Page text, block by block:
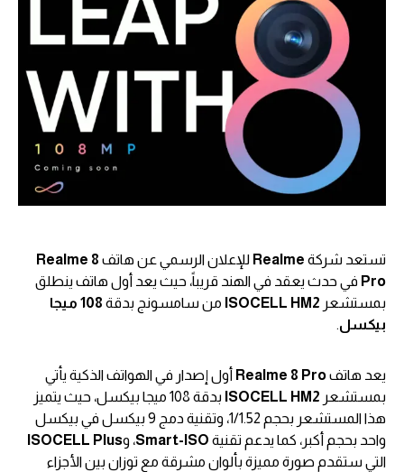
تستعد شركة Realme للإعلان الرسمي عن هاتف Realme 8
Pro في حدث يعقد في الهند قريباً، حيث يعد أول هاتف ينطلق
بمستشعر ISOCELL HM2 من سامسونج بدقة
108 ميجا
بيكسل.
يعد هاتفRealme 8 Pro أول إصدار في الهواتف الذكية يأتي
بمستشعر
بدقة 108 ميجا بيكسل، حيث يتميز
هذا المستشعر بحجم 1/1.52، وتقنية دمج 9 بيكسل في بيكسل
واحد بحجم أكبر، كما يدعم تقنية
، وISOCELL Plus
التي ستقدم صورة مميزة بألوان مشرقة مع توزان بين الأجزاء